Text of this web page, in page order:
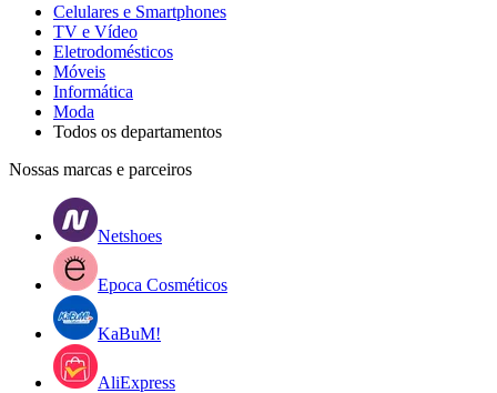
Celulares e Smartphones
TV e Vídeo
Eletrodomésticos
Móveis
Informática
Moda
Todos os departamentos
Nossas marcas e parceiros
Netshoes
Epoca Cosméticos
KaBuM!
AliExpress